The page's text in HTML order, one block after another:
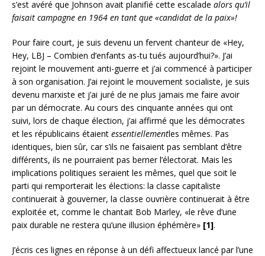
s’est avéré que Johnson avait planifié cette escalade alors qu’il
faisait campagne en 1964 en tant que «candidat de la paix»!
Pour faire court, je suis devenu un fervent chanteur de «Hey,
Hey, LBJ – Combien d’enfants as-tu tués aujourd’hui?». J’ai
rejoint le mouvement anti-guerre et j’ai commencé à participer
à son organisation. J’ai rejoint le mouvement socialiste, je suis
devenu marxiste et j’ai juré de ne plus jamais me faire avoir
par un démocrate. Au cours des cinquante années qui ont
suivi, lors de chaque élection, j’ai affirmé que les démocrates
et les républicains étaient essentiellementles mêmes. Pas
identiques, bien sûr, car s’ils ne faisaient pas semblant d’être
différents, ils ne pourraient pas berner l’électorat. Mais les
implications politiques seraient les mêmes, quel que soit le
parti qui remporterait les élections: la classe capitaliste
continuerait à gouverner, la classe ouvrière continuerait à être
exploitée et, comme le chantait Bob Marley, «le rêve d’une
paix durable ne restera qu’une illusion éphémère» [1].
J’écris ces lignes en réponse à un défi affectueux lancé par l’une